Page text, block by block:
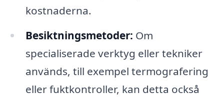
kostnaderna.
Besiktningsmetoder: Om
specialiserade verktyg eller tekniker
används, till exempel termografering
eller fuktkontroller, kan detta också